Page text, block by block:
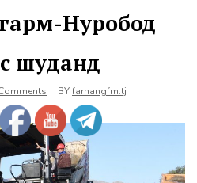
Нуробод
шуданд
BYfarhangfm.tj